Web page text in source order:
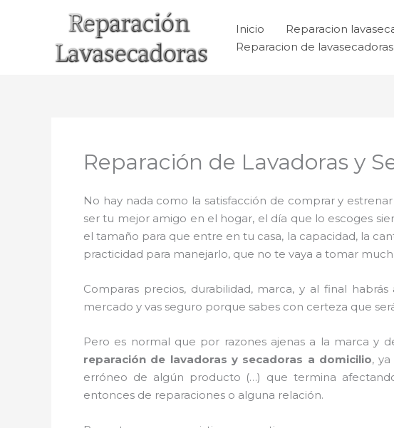
Inicio Reparacion
Reparacion de
Reparación de Lavadoras y
No hay nada como la satisfacción de comprar y estrenar
ser tu mejor amigo en el hogar, el día que lo escoges
el tamaño para que entre en tu casa, la capacidad, la
practicidad para manejarlo, que no te vaya a tomar
Comparas precios, durabilidad, marca, y al final
mercado y vas seguro porque sabes con certeza que
Pero es normal que por razones ajenas a la marca y
reparación de lavadoras y secadoras a domicilio,
erróneo de algún producto (…) que termina
entonces de reparaciones o alguna relación.